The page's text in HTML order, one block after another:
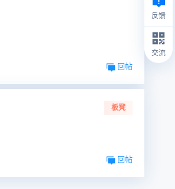
回帖
板凳
回帖
反馈
交流